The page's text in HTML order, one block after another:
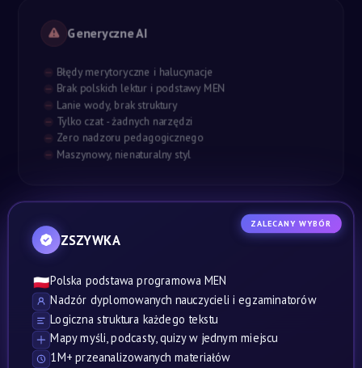
Generyczne AI
Błędy merytoryczne i halucynacje
Brak polskich lektur i podstawy MEN
Lanie wody, brak struktury
Tylko czat - żadnych narzędzi
Zero nadzoru pedagogicznego
Maszynowy, nienaturalny styl
ZALECANY WYBÓR
ZSZYWKA
🇵🇱Polska podstawa programowa MEN
Nadzór dyplomowanych nauczycieli i egzaminatorów
Logiczna struktura każdego tekstu
Mapy myśli, podcasty, quizy w jednym miejscu
1M+ przeanalizowanych materiałów